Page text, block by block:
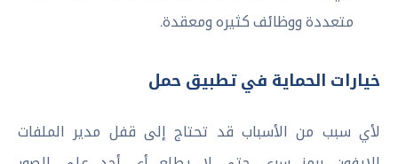
متعددة ووظائف كثيره ومعقدة.
خيارات الحماية في تطبيق حمل
لأي سبب من الأسباب قد تحتاج إلى قفل مدير الملفات